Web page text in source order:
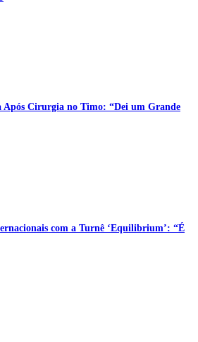
Após Cirurgia no Timo: “Dei um Grande
com a Turnê ‘Equilibrium’: “É